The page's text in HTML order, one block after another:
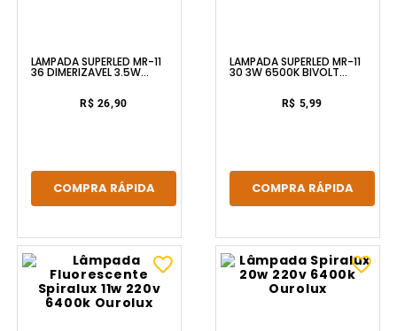
LÂMPADA SUPERLED MR-11
36 DIMERIZAVEL 3.5W
R$ 26,90
COMPRA RÁPIDA
LAMPADA SUPERLED MR-11
30 3W 6500K BIVOLT
R$ 5,99
COMPRA RÁPIDA